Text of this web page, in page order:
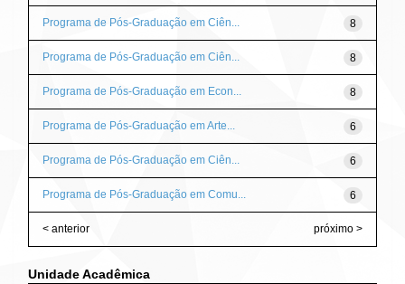
8
Programa de Pós-Graduação em Ciên...
8
Programa de Pós-Graduação em Ciên...
8
Programa de Pós-Graduação em Econ...
6
Programa de Pós-Graduação em Arte...
6
Programa de Pós-Graduação em Ciên...
6
Programa de Pós-Graduação em Comu...
< anterior próximo >
Unidade Acadêmica